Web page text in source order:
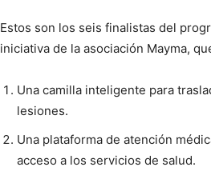
Estos son los seis finalistas del
iniciativa de la asociación Mayma,
Una camilla inteligente para
lesiones.
Una plataforma de atención
acceso a los servicios de salud.